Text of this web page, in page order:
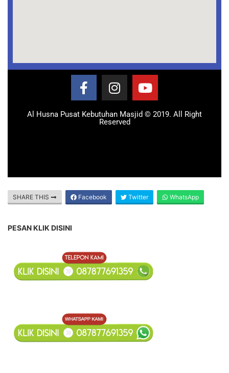
Al Husna Pusat Kebutuhan Masjid © 2019. All Right
Reserved
SHARE THIS Facebook Twitter WhatsApp
PESAN KLIK DISINI